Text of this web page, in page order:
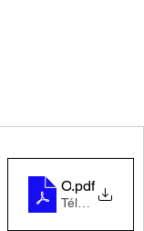
OK Carole
.pdf
Télécharger